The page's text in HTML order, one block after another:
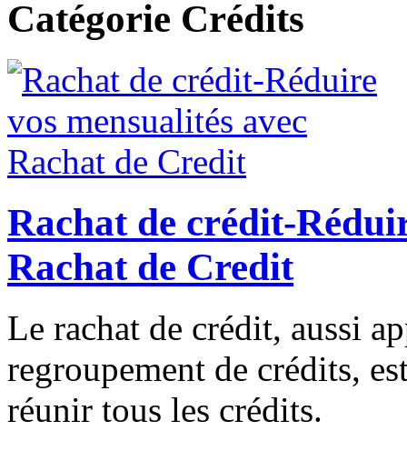
Catégorie Crédits
Rachat de crédit-
Rachat de Credit
Le rachat de crédit, aussi
regroupement de crédits,
réunir tous les crédits.